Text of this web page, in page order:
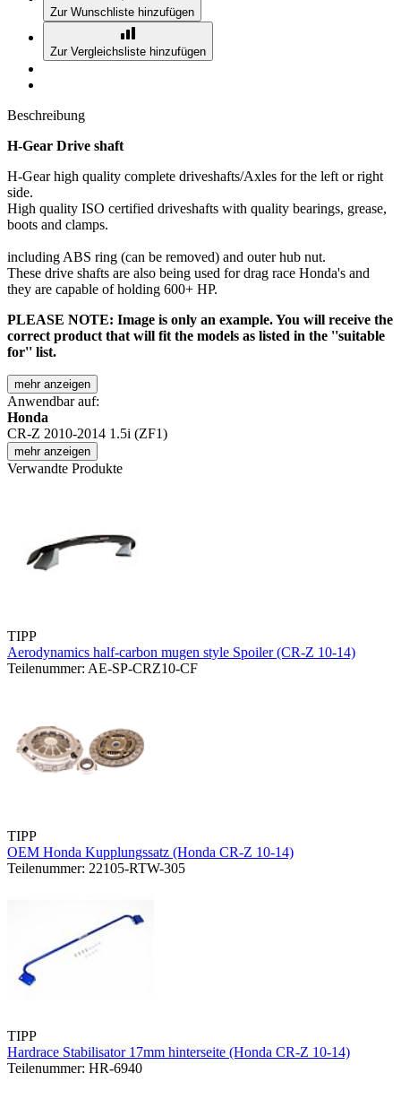
Zur Wunschliste hinzufügen
Zur Vergleichsliste hinzufügen
Beschreibung
H-Gear Drive shaft
H-Gear high quality complete driveshafts/Axles for the left or right
side.
High quality ISO certified driveshafts with quality bearings, grease,
boots and clamps.
including ABS ring (can be removed) and outer hub nut.
These drive shafts are also being used for drag race Honda's and
they are capable of holding 600+ HP.
PLEASE NOTE: Image is only an example. You will receive the
correct product that will fit the models as listed in the ''suitable
for'' list.
mehr anzeigen
Anwendbar auf:
Honda
CR-Z 2010-2014 1.5i (ZF1)
mehr anzeigen
Verwandte Produkte
TIPP
Aerodynamics half-carbon mugen style Spoiler (CR-Z 10-14)
Teilenummer: AE-SP-CRZ10-CF
TIPP
OEM Honda Kupplungssatz (Honda CR-Z 10-14)
Teilenummer: 22105-RTW-305
TIPP
Hardrace Stabilisator 17mm hinterseite (Honda CR-Z 10-14)
Teilenummer: HR-6940